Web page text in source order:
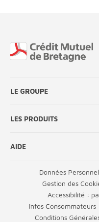
LE GROUPE
LES PRODUITS
AIDE
Données
Gestion des
Accessibilité :
Infos Consommateurs
Conditions
Fin de page